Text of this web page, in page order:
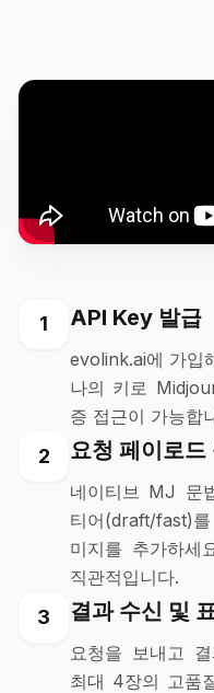
1 API Key 발급
evolink.ai에 가입
나의 키로
증 접근이 가능합
2 요청 페이로드
네이티브 MJ 문
티어(draft/fast)
미지를 추가하세
직관적입니다.
3 결과 수신 및
요청을 보내고
최대 4장의 고품